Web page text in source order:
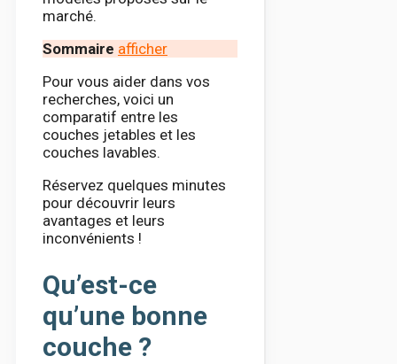
marché.
Sommaire afficher
Pour vous aider dans vos
recherches, voici un
comparatif entre les
couches jetables et les
couches lavables.
Réservez quelques minutes
pour découvrir leurs
avantages et leurs
inconvénients !
Qu’est-ce
qu’une bonne
couche ?